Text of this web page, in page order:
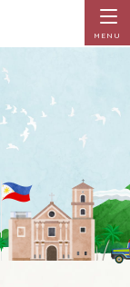
MENU